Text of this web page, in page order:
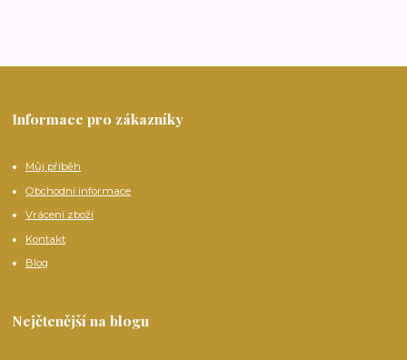
Informace pro zákazníky
Můj příběh
Obchodní informace
Vrácení zboží
Kontakt
Blog
Nejčtenější na blogu